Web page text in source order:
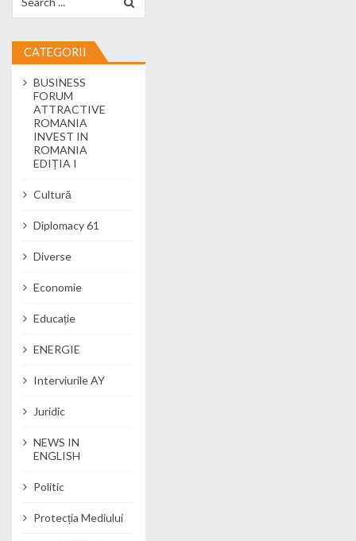
CATEGORII
BUSINESS
FORUM
ATTRACTIVE
ROMANIA
INVEST IN
ROMANIA
EDIȚIA I
Cultură
Diplomacy 61
Diverse
Economie
Educație
ENERGIE
Interviurile AY
Juridic
NEWS IN
ENGLISH
Politic
Protecția Mediului